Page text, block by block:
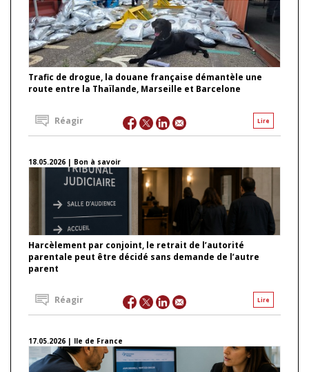
Trafic de drogue, la douane française démantèle une
route entre la Thaïlande, Marseille et Barcelone
Lire
Réagir
18.05.2026 | Bon à savoir
Harcèlement par conjoint, le retrait de l’autorité
parentale peut être décidé sans demande de l’autre
parent
Lire
Réagir
17.05.2026 | Ile de France